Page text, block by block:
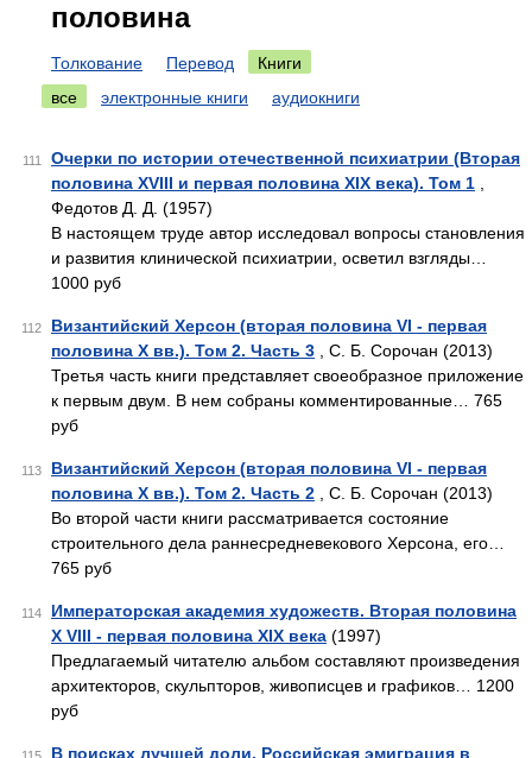
половина
Толкование Перевод
Книги
все
электронные книги аудиокниги
111
Очерки по истории отечественной психиатрии (Вторая
половина XVIII и первая половина XIX века). Том 1
Федотов Д. Д. (1957)
В настоящем труде автор исследовал вопросы становления
и развития клинической психиатрии, осветил взгляды…
1000 руб
112
Византийский Херсон (вторая половина VI - первая
половина X вв.). Том 2. Часть 3 , С. Б. Сорочан (2013)
Третья часть книги представляет своеобразное приложение
к первым двум. В нем собраны комментированные… 765
руб
113
Византийский Херсон (вторая половина VI - первая
половина X вв.). Том 2. Часть 2 , С. Б. Сорочан (2013)
Во второй части книги рассматривается состояние
строительного дела раннесредневекового Херсона, его…
765 руб
114
Императорская академия художеств. Вторая половина
Х VIII - первая половина XIX века (1997)
Предлагаемый читателю альбом составляют произведения
архитекторов, скульпторов, живописцев и графиков… 1200
руб
В поисках лучшей доли. Российская эмиграция в